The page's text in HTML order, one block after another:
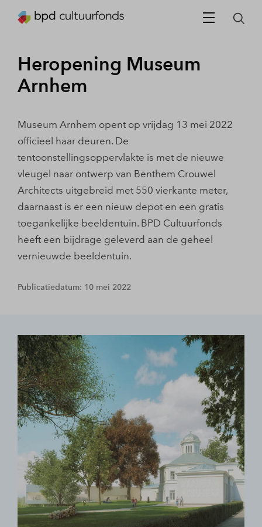
Heropening Museum
Arnhem
Museum Arnhem opent op vrijdag 13 mei 2022
officieel haar deuren. De
tentoonstellingsoppervlakte is met de nieuwe
vleugel naar ontwerp van Benthem Crouwel
Architects uitgebreid met 550 vierkante meter,
daarnaast is er een nieuw depot en een gratis
toegankelijke beeldentuin. BPD Cultuurfonds
heeft een bijdrage geleverd aan de geheel
vernieuwde beeldentuin.
Publicatiedatum: 10 mei 2022